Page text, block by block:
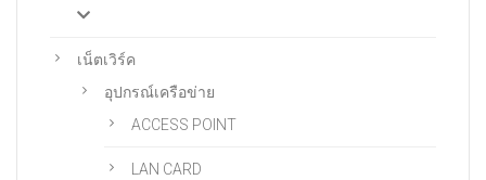
เน็ตเวิร์ค
อุปกรณ์เครือข่าย
ACCESS POINT
LAN CARD